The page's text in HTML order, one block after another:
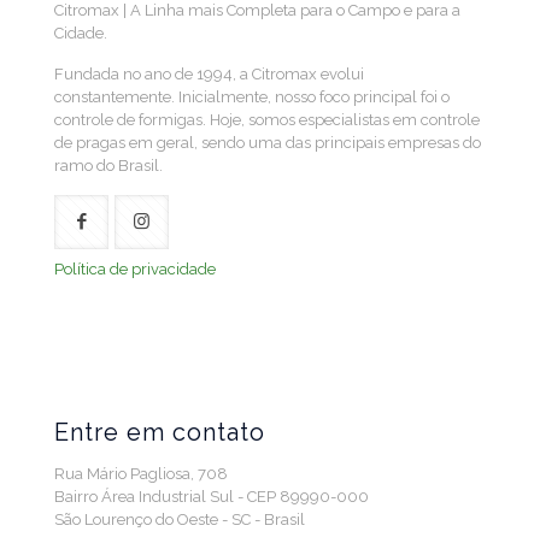
Citromax | A Linha mais Completa para o Campo e para a
Cidade.
Fundada no ano de 1994, a Citromax evolui
constantemente. Inicialmente, nosso foco principal foi o
controle de formigas. Hoje, somos especialistas em controle
de pragas em geral, sendo uma das principais empresas do
ramo do Brasil.
Política de privacidade
Entre em contato
Rua Mário Pagliosa, 708
Bairro Área Industrial Sul - CEP 89990-000
São Lourenço do Oeste - SC - Brasil